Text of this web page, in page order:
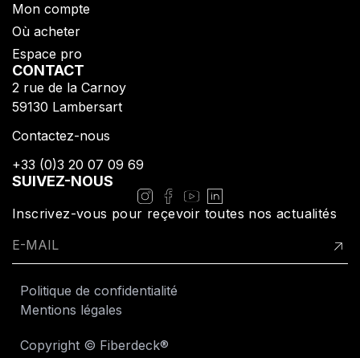
Mon compte
Où acheter
Espace pro
CONTACT
2 rue de la Carnoy
​59130 Lambersart​
Contactez-nous
+33 (0)3 20 07 09 69​
SUIVEZ-NOUS
Inscrivez-vous pour reçevoir toutes nos actualités
Politique de confidentialité
Mentions légales
Copyright © Fiberdeck®​